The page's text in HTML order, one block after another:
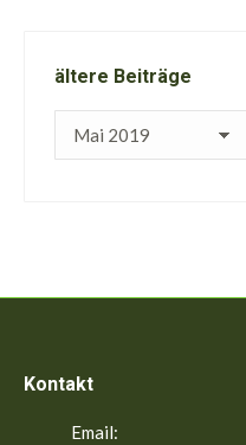
ältere Beiträge
ältere
Kontakt
Email: